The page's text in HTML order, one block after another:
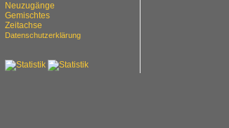
Neuzugänge
Gemischtes
Zeitachse
Datenschutzerklärung